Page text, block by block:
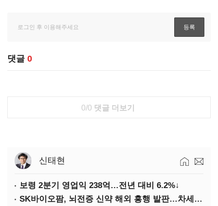
댓글 0
0/0 댓글 더보기
신태현
보령 2분기 영업익 238억…전년 대비 6.2%↓
SK바이오팜, 뇌전증 신약 해외 흥행 발판…차세대 신약 개발 속도